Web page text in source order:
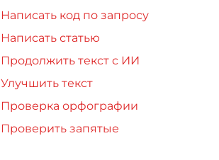
Написать код по запросу
Написать статью
Продолжить текст с ИИ
Улучшить текст
Проверка орфографии
Проверить запятые